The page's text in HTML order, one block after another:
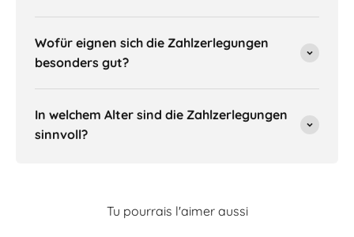
Wofür eignen sich die Zahlzerlegungen
besonders gut?
In welchem Alter sind die Zahlzerlegungen
sinnvoll?